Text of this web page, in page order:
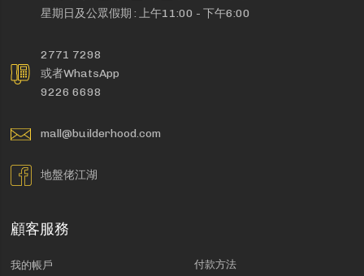
星期日及公眾假期 : 上午11:00 - 下午6:00
2771 7298
或者WhatsApp
9226 6698
mall@builderhood.com
地盤佬江湖
顧客服務
我的帳戶 付款方法